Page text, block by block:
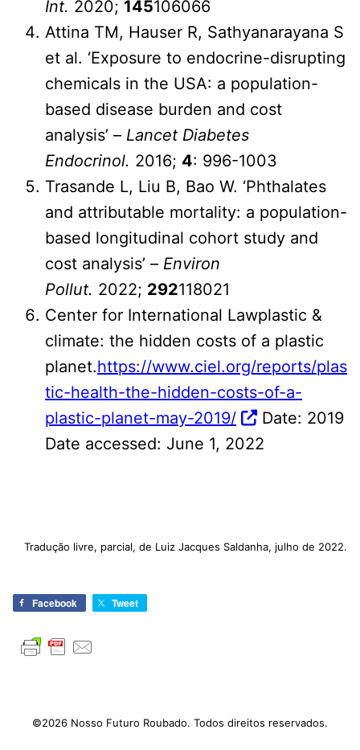
Int. 2020; 145106066
Attina TM, Hauser R, Sathyanarayana S
et al. ‘Exposure to endocrine-disrupting
chemicals in the USA: a population-
based disease burden and cost
analysis’ – Lancet Diabetes
Endocrinol. 2016; 4: 996-1003
Trasande L, Liu B, Bao W. ‘Phthalates
and attributable mortality: a population-
based longitudinal cohort study and
cost analysis’ – Environ
Pollut. 2022; 292118021
Center for International Lawplastic &
climate: the hidden costs of a plastic
planet.https://www.ciel.org/reports/plas
tic-health-the-hidden-costs-of-a-
plastic-planet-may-2019/
Date: 2019
Date accessed: June 1, 2022
Tradução livre, parcial, de Luiz Jacques Saldanha, julho de 2022.
Facebook Tweet
©2026 Nosso Futuro Roubado. Todos direitos reservados.